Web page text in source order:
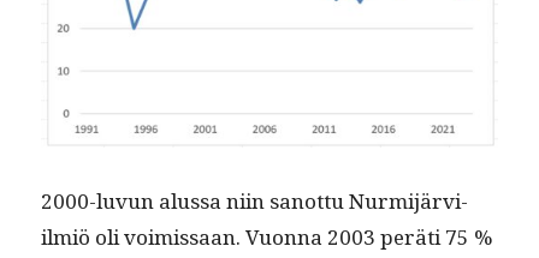
2000-luvun alus­sa niin san­ot­tu Nur­mi­järvi-
ilmiö oli voimis­saan. Vuon­na 2003 peräti 75 %